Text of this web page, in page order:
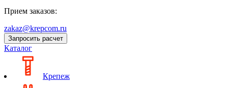
Прием заказов:
zakaz@krepcom.ru
Запросить расчет
Каталог
Крепеж